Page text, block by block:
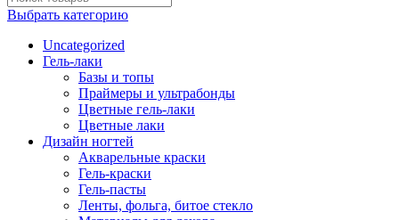
Выбрать категорию
Uncategorized
Гель-лаки
Базы и топы
Праймеры и ультрабонды
Цветные гель-лаки
Цветные лаки
Дизайн ногтей
Акварельные краски
Гель-краски
Гель-пасты
Ленты, фольга, битое стекло